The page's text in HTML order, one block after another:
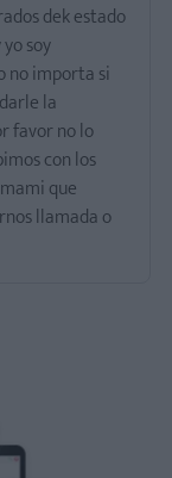
dek estado
soy
no importa si
la
favor no lo
con los
que
llamada o